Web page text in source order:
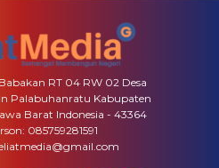
RT 04 RW 02 Desa
Palabuhanratu Kabupaten
Barat Indonesia - 43364
085759281591